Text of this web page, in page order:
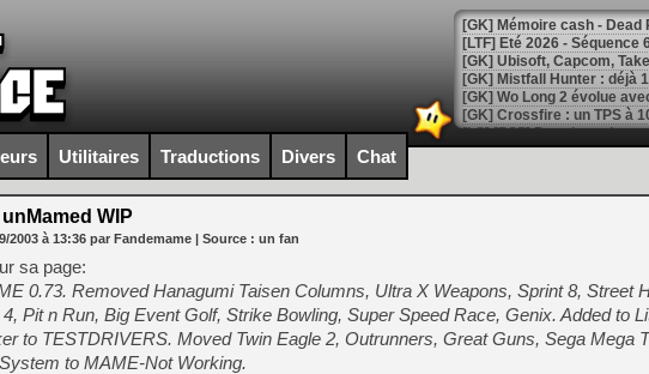
[LTF] Eté 2026 - Séquence
[GK] Mistfall Hunter : déjà
[GK] Wo Long 2 évolue
[GK] Crossfire : un TPS à
[LS] [PS5] Premiers
[Mo5] DOOM arrive en
[GK] Bethesda fête les 30
[GK] Roblox : l'action en
[GK] Agenda - GeForce
Utilitaires Traductions Divers Chat
unMamed WIP
2003 à 13:36 par Fandemame | Source : un fan
sa page:
0.73. Removed Hanagumi Taisen Columns, Ultra X Weapons, Sprint 8, Street
Pit n Run, Big Event Golf, Strike Bowling, Super Speed Race, Genix. Added to
to TESTDRIVERS. Moved Twin Eagle 2, Outrunners, Great Guns, Sega Mega
to MAME-Not Working.